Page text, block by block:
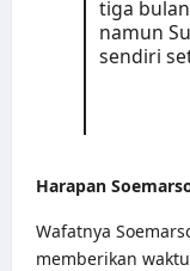
tiga
namun
sendiri
Harapan
Wafatnya
memberikan